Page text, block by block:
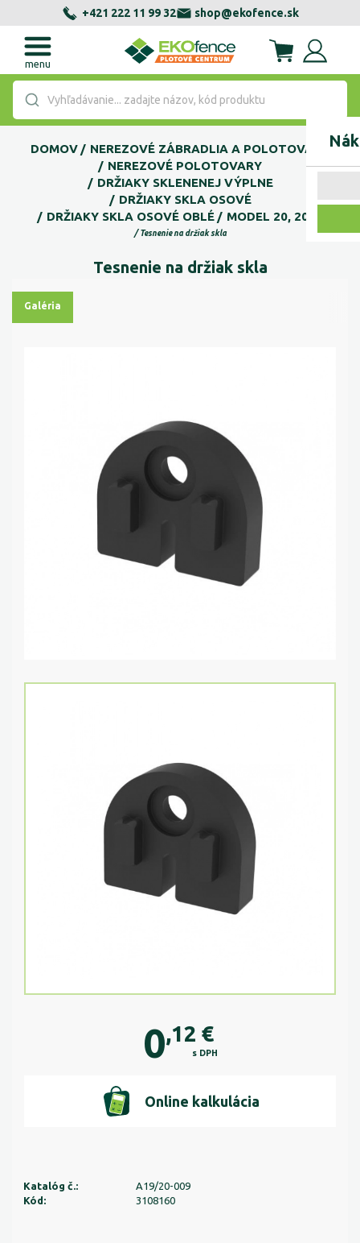
+421 222 11 99 32 shop@ekofence.sk
menu
Vyhľadávanie... zadajte názov, kód produktu
DOMOV
NEREZOVÉ ZÁBRADLIA A POLOTOVARY
NEREZOVÉ POLOTOVARY
DRŽIAKY SKLENENEJ VÝPLNE
DRŽIAKY SKLA OSOVÉ
DRŽIAKY SKLA OSOVÉ OBLÉ
MODEL 20, 200P
Tesnenie na držiak skla
Tesnenie na držiak skla
Galéria
0,12 €
s DPH
Online kalkulácia
Katalóg č.:
A19/20-009
Kód:
3108160